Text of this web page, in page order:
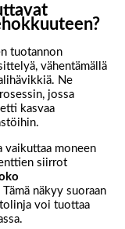
tuotannon
vähentämällä
Ne
jossa
kasvaa
vaikuttaa moneen
siirrot
Tämä näkyy suoraan
voi tuottaa